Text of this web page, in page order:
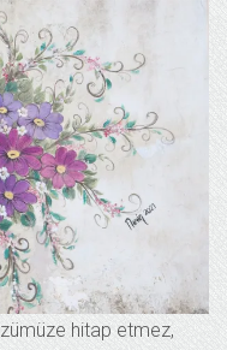
hitap etmez,